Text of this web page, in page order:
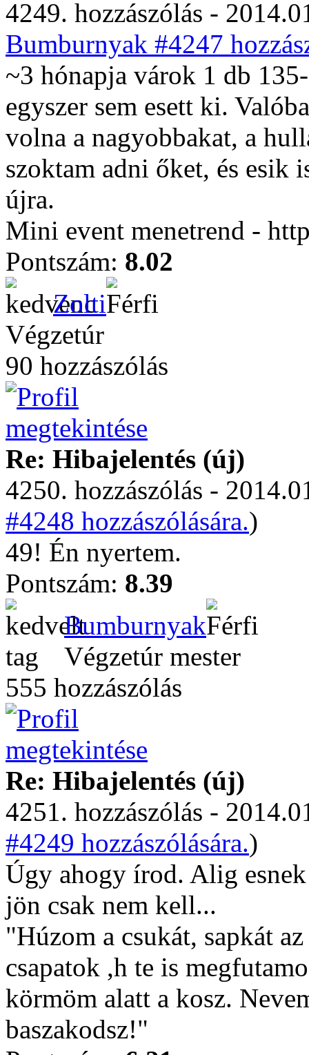
4249. hozzászólás -
Bumburnyak #4247
~3 hónapja várok 1 db
egyszer sem esett ki.
volna a nagyobbakat, a
szoktam adni őket, és esik
újra.
Mini event menetrend -
Pontszám: 8.02
Zolti
Végzetúr
90 hozzászólás
Re: Hibajelentés (új)
4250. hozzászólás -
#4248 hozzászólására.)
49! Én nyertem.
Pontszám: 8.39
Bumburnyak
Végzetúr mester
555 hozzászólás
Re: Hibajelentés (új)
4251. hozzászólás -
#4249 hozzászólására.)
Úgy ahogy írod. Alig
jön csak nem kell...
"Húzom a csukát, sapkát
csapatok ,h te is
körmöm alatt a kosz.
baszakodsz!"